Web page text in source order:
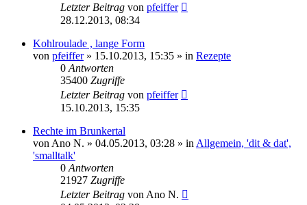
Letzter Beitrag von pfeiffer
28.12.2013, 08:34
Kohlroulade , lange Form
von pfeiffer» 15.10.2013, 15:35 » in Rezepte
0 Antworten
35400 Zugriffe
Letzter Beitrag von pfeiffer
15.10.2013, 15:35
Rechte im Brunkertal
von Ano N. » 04.05.2013, 03:28 » in Allgemein, 'dit & dat',
'smalltalk'
0 Antworten
21927 Zugriffe
Letzter Beitrag von Ano N.